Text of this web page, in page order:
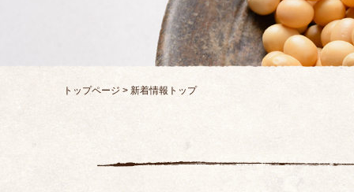
トップページ >新着情報トップ